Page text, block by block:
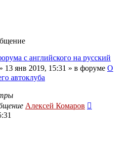
с английского на русский
» 13 янв 2019, 15:31 » в форуме О
автоклуба
Алексей Комаров